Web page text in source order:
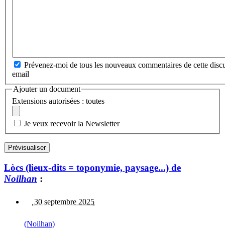
Prévenez-moi de tous les nouveaux commentaires de cette
email
Ajouter un document
Extensions autorisées : toutes
Je veux recevoir la Newsletter
Lòcs (lieux-dits = toponymie, paysage...) de
Noilhan :
30 septembre 2025
(Noilhan)